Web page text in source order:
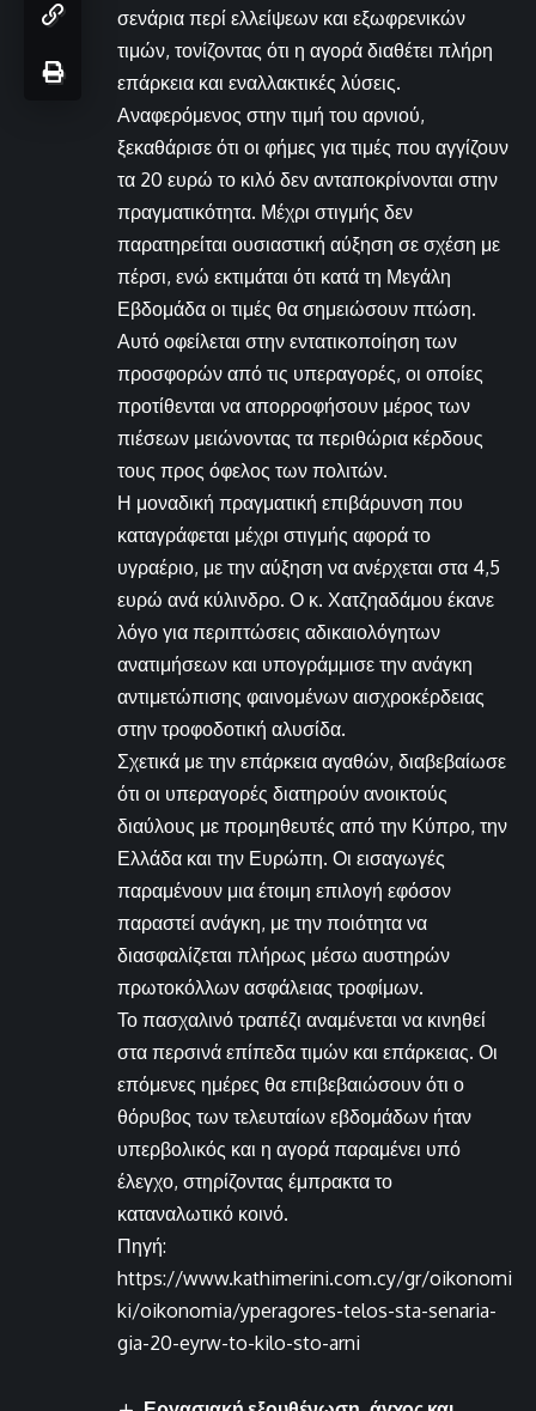
σενάρια περί ελλείψεων και εξωφρενικών
τιμών, τονίζοντας ότι η αγορά διαθέτει πλήρη
επάρκεια και εναλλακτικές λύσεις.
Αναφερόμενος στην τιμή του αρνιού,
ξεκαθάρισε ότι οι φήμες για τιμές που αγγίζουν
τα 20 ευρώ το κιλό δεν ανταποκρίνονται στην
πραγματικότητα. Μέχρι στιγμής δεν
παρατηρείται ουσιαστική αύξηση σε σχέση με
πέρσι, ενώ εκτιμάται ότι κατά τη Μεγάλη
Εβδομάδα οι τιμές θα σημειώσουν πτώση.
Αυτό οφείλεται στην εντατικοποίηση των
προσφορών από τις υπεραγορές, οι οποίες
προτίθενται να απορροφήσουν μέρος των
πιέσεων μειώνοντας τα περιθώρια κέρδους
τους προς όφελος των πολιτών.
Η μοναδική πραγματική επιβάρυνση που
καταγράφεται μέχρι στιγμής αφορά το
υγραέριο, με την αύξηση να ανέρχεται στα 4,5
ευρώ ανά κύλινδρο. Ο κ. Χατζηαδάμου έκανε
λόγο για περιπτώσεις αδικαιολόγητων
ανατιμήσεων και υπογράμμισε την ανάγκη
αντιμετώπισης φαινομένων αισχροκέρδειας
στην τροφοδοτική αλυσίδα.
Σχετικά με την επάρκεια αγαθών, διαβεβαίωσε
ότι οι υπεραγορές διατηρούν ανοικτούς
διαύλους με προμηθευτές από την Κύπρο, την
Ελλάδα και την Ευρώπη. Οι εισαγωγές
παραμένουν μια έτοιμη επιλογή εφόσον
παραστεί ανάγκη, με την ποιότητα να
διασφαλίζεται πλήρως μέσω αυστηρών
πρωτοκόλλων ασφάλειας τροφίμων.
Το πασχαλινό τραπέζι αναμένεται να κινηθεί
στα περσινά επίπεδα τιμών και επάρκειας. Οι
επόμενες ημέρες θα επιβεβαιώσουν ότι ο
θόρυβος των τελευταίων εβδομάδων ήταν
υπερβολικός και η αγορά παραμένει υπό
έλεγχο, στηρίζοντας έμπρακτα το
καταναλωτικό κοινό.
Πηγή:
https://www.kathimerini.com.cy/gr/oikonomi
ki/oikonomia/yperagores-telos-sta-senaria-
gia-20-eyrw-to-kilo-sto-arni